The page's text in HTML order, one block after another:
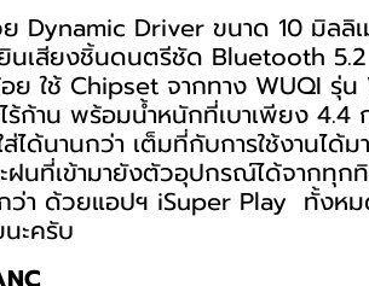
Dynamic Driver ขนาด 10 มิลลิเ
นเสียงชิ้นดนตรีชัด Bluetooth
ใช้ Chipset จากทาง WUQI รุ่น
ร้ก้าน พร้อมน้ำหนักที่เบาเพียง 4.4
ได้นานกว่า เต็มที่กับการใช้งานได้
ฝนที่เข้ามายังตัวอุปกรณ์ได้จากทุก
ว่า ด้วยแอปฯ iSuper Play ทั้งหม
ะครับ